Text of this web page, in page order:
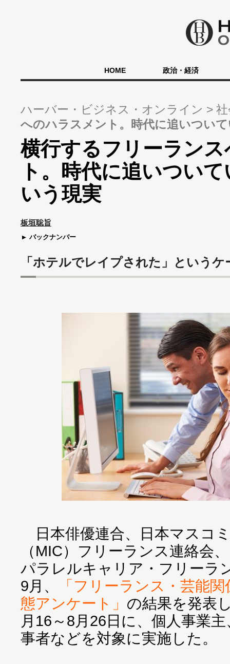
HOME 政治・経済
ハーバー・ビジネス・オンライン
へのハラスメント。時代に追いつい
横行するフリーラン
ト。時代に追いつい
いう現実
板垣聡旨
バックナンバー
「ホテルでレイプされた」というケ
日本俳優連合、日本マスコ
（MIC）フリーランス連絡会
パラレルキャリア・フリーラ
9月、
「フリーランス・芸能
態アンケート」 の結果を発表
月16～8月26日に、個人事業
事者などを対象に実施した。